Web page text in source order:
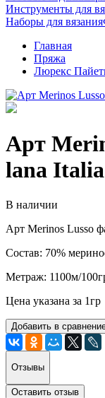
Инструменты для
Наборы для вязания
Главная
Пряжа
Люрекс
Арт
lana
В наличии
Арт Merinos Lusso
Состав: 70%
Метраж: 1100м/
Цена указана за 1гр
Добавить в
Отзывы
Оставить отзыв